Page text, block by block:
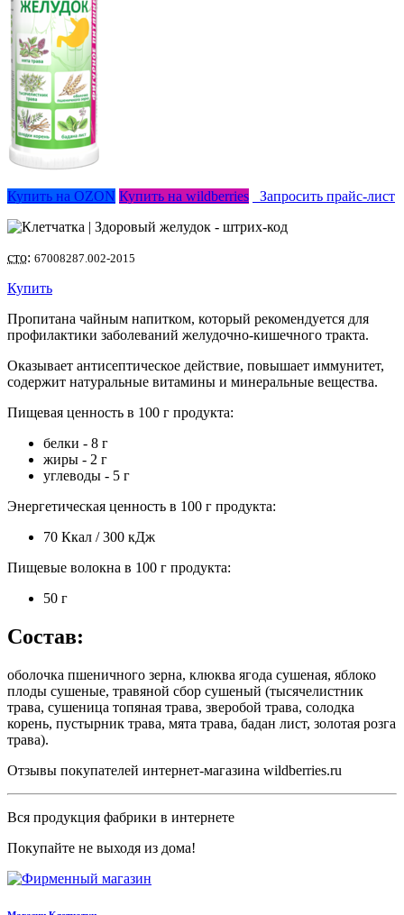
Купить на OZON Купить на wildberries Запросить прайс-лист
сто: 67008287.002-2015
Купить
Пропитана чайным напитком, который рекомендуется для
профилактики заболеваний желудочно-кишечного тракта.
Оказывает антисептическое действие, повышает иммунитет,
содержит натуральные витамины и минеральные вещества.
Пищевая ценность в 100 г продукта:
белки - 8 г
жиры - 2 г
углеводы - 5 г
Энергетическая ценность в 100 г продукта:
70 Ккал / 300 кДж
Пищевые волокна в 100 г продукта:
50 г
Состав:
оболочка пшеничного зерна, клюква ягода сушеная, яблоко
плоды сушеные, травяной сбор сушеный (тысячелистник
трава, сушеница топяная трава, зверобой трава, солодка
корень, пустырник трава, мята трава, бадан лист, золотая розга
трава).
Отзывы покупателей интернет-магазина wildberries.ru
Вся продукция фабрики в интернете
Покупайте не выходя из дома!